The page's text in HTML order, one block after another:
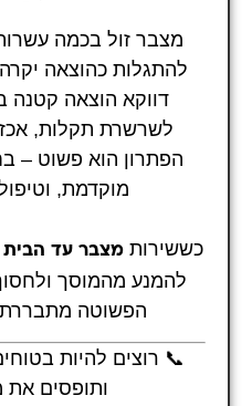
מצבר זול בכמה
דווקא הוצאה קטנה
לשרשרת תקלות,
הפתרון הוא פשוט –
מוקדמת,
כששירות מצבר עד הבית תוך
להמנע מהמוסך
הפשוטה
📞 רוצים להיות
ותופסים את